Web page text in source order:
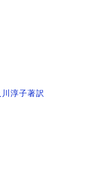
淳子著訳